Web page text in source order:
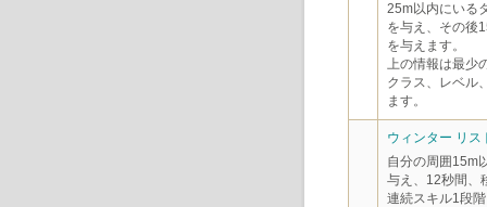
25m以内にいる
を与え、その後
を与えます。
上の情報は最少
クラス、レベル
ます。
ウィンター リス
自分の周囲15m
与え、12秒間、
連続スキル1段階